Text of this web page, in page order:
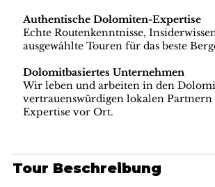
Authentische Dolomiten-Expertise
Echte Routenkenntnisse,
ausgewählte Touren für das beste
Dolomitbasiertes Unternehmen
Wir leben und arbeiten in den
vertrauenswürdigen lokalen
Expertise vor Ort.
Tour Beschreibung